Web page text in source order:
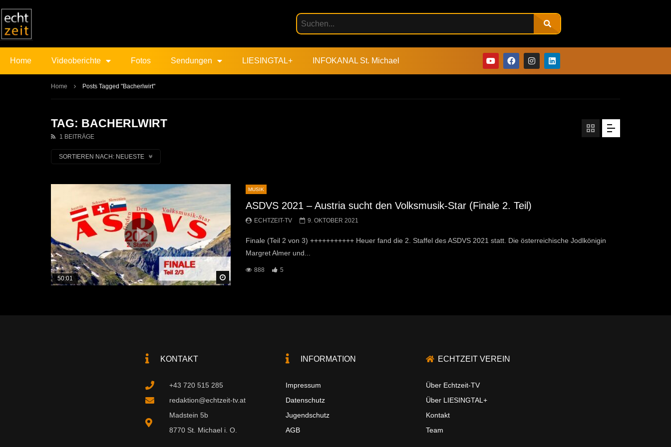
Home Videoberichte Fotos Sendungen LIESINGTAL+ INFOKANAL St. Michael
Home Posts Tagged "Bacherlwirt"
TAG: BACHERLWIRT
1 BEITRÄGE
SORTIEREN NACH: NEUESTE
50:01
MUSIK
ASDVS 2021 – Austria sucht den Volksmusik-Star (Finale 2. Teil)
ECHTZEIT-TV 9. OKTOBER 2021
Finale (Teil 2 von 3) +++++++++++ Heuer fand die 2. Staffel des ASDVS 2021 statt. Die österreichische Jodlkönigin
Margret Almer und...
888 5
KONTAKT
+43 720 515 285
redaktion@echtzeit-tv.at
Madstein 5b
8770 St. Michael i. O.
INFORMATION
Impressum
Datenschutz
Jugendschutz
AGB
ECHTZEIT VEREIN
Über Echtzeit-TV
Über LIESINGTAL+
Kontakt
Team